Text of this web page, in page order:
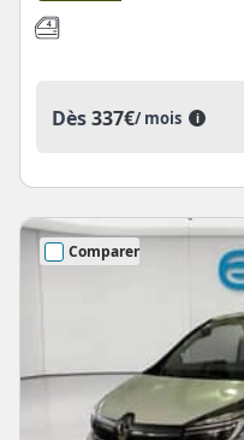
Dès337€/ mois i
Comparer